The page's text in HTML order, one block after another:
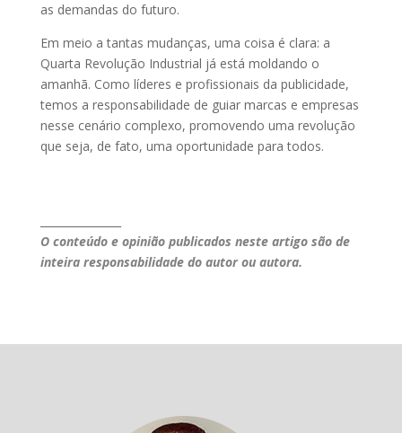
as demandas do futuro.
Em meio a tantas mudanças, uma coisa é clara: a
Quarta Revolução Industrial já está moldando o
amanhã. Como líderes e profissionais da publicidade,
temos a responsabilidade de guiar marcas e empresas
nesse cenário complexo, promovendo uma revolução
que seja, de fato, uma oportunidade para todos.
O conteúdo e opinião publicados neste artigo são de
inteira responsabilidade do autor ou autora.